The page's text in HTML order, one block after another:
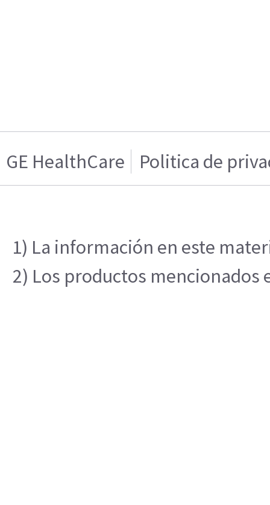
GE HealthCare Politica de
1) La información en este
2) Los productos mencionados